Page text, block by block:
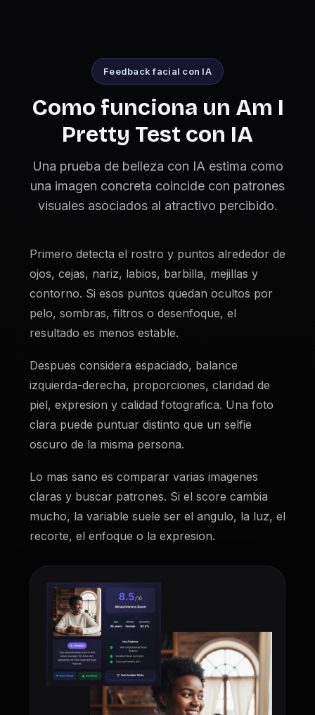
Feedback facial con IA
Como funciona un Am I
Pretty Test con IA
Una prueba de belleza con IA estima como
una imagen concreta coincide con patrones
visuales asociados al atractivo percibido.
Primero detecta el rostro y puntos alrededor de
ojos, cejas, nariz, labios, barbilla, mejillas y
contorno. Si esos puntos quedan ocultos por
pelo, sombras, filtros o desenfoque, el
resultado es menos estable.
Despues considera espaciado, balance
izquierda-derecha, proporciones, claridad de
piel, expresion y calidad fotografica. Una foto
clara puede puntuar distinto que un selfie
oscuro de la misma persona.
Lo mas sano es comparar varias imagenes
claras y buscar patrones. Si el score cambia
mucho, la variable suele ser el angulo, la luz, el
recorte, el enfoque o la expresion.